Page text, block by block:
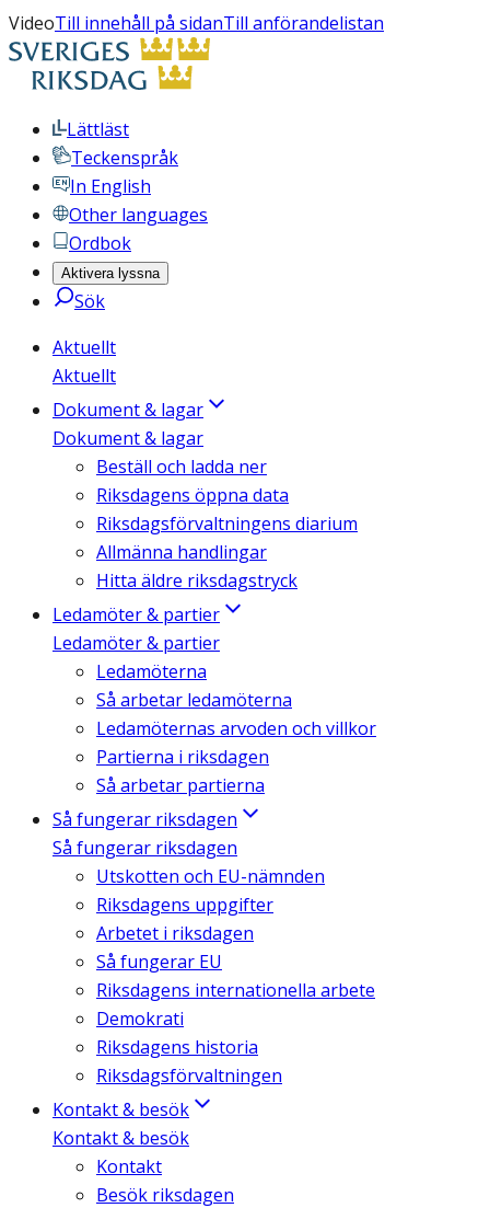
VideoTill innehåll på sidanTill anförandelistan
Lättläst
Teckenspråk
In English
Other languages
Ordbok
Aktivera lyssna
Sök
Aktuellt
Aktuellt
Dokument & lagar
Dokument & lagar
Beställ och ladda ner
Riksdagens öppna data
Riksdagsförvaltningens diarium
Allmänna handlingar
Hitta äldre riksdagstryck
Ledamöter & partier
Ledamöter & partier
Ledamöterna
Så arbetar ledamöterna
Ledamöternas arvoden och villkor
Partierna i riksdagen
Så arbetar partierna
Så fungerar riksdagen
Så fungerar riksdagen
Utskotten och EU-nämnden
Riksdagens uppgifter
Arbetet i riksdagen
Så fungerar EU
Riksdagens internationella arbete
Demokrati
Riksdagens historia
Riksdagsförvaltningen
Kontakt & besök
Kontakt & besök
Kontakt
Besök riksdagen